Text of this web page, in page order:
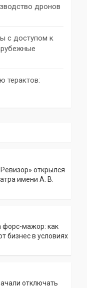
дронов
с доступом к
терактов:
открылся
имени А. В.
форс-мажор: как
бизнес в условиях
отключать